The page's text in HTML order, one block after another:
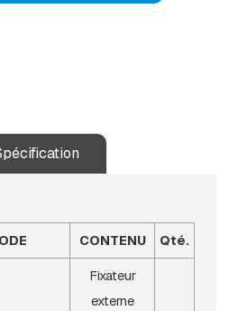
CONTENU Qté.
Fixateur
externe